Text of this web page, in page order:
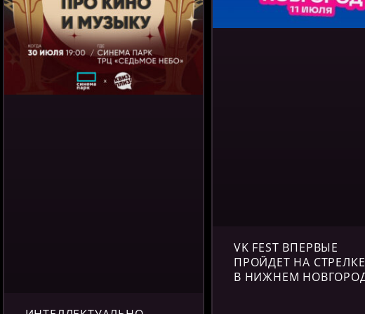
VK FEST ВПЕРВЫЕ
ПРОЙДЕТ НА СТРЕЛКЕ
В НИЖНЕМ